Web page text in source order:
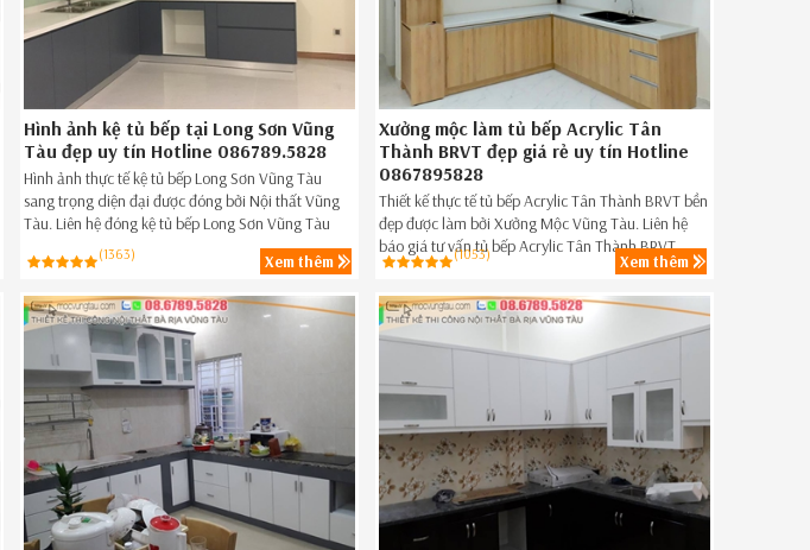
Hình ảnh kệ tủ bếp tại Long Sơn Vũng
Tàu đẹp uy tín Hotline 086789.5828
Hình ảnh thực tế kệ tủ bếp Long Sơn Vũng Tàu
sang trọng diện đại được đóng bởi Nội thất Vũng
Tàu. Liên hệ đóng kệ tủ bếp Long Sơn Vũng Tàu
đẹp,kệ tủ bếp giá rẻ Long Sơn Vũng Tàu ngay hôm
nay Hotline 08.6789.5828.
(1363) Xem thêm
Xưởng mộc làm tủ bếp Acrylic Tân
Thành BRVT đẹp giá rẻ uy tín Hotline
0867895828
Thiết kế thực tế tủ bếp Acrylic Tân Thành BRVT bền
đẹp được làm bởi Xưởng Mộc Vũng Tàu. Liên hệ
báo giá tư vấn tủ bếp Acrylic Tân Thành BRVT
đẹp,tủ bếp Acrylic giá rẻ Tân Thành BRVT ngay
hôm nay SĐT 08-6789-5828.
(1053) Xem thêm